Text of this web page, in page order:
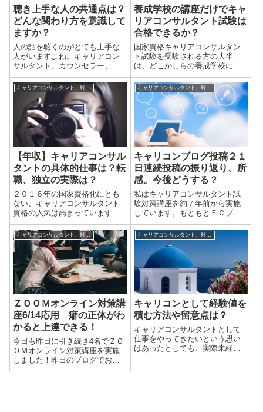
聴き上手な人の共通点は？
どんな関わり方を意識して
ますか？
人の話を聴くのがとても上手な
人がいますよね。キャリアコン
サルタント、カウンセラー、コ
ーチ業の方は、傾聴技法の大切
さを学んできていると思いま
す。でも、どうしても上手くい
かない。どうすれば、聴き上手
になれるのだろう。テクニック
的なことを学ぶより...
養成学校の講座だけでキャ
リアコンサルタント試験は
合格できるか？
国家資格キャリアコンサルタン
ト試験を受験される方の大半
は、どこかしらの養成学校に通
われます。受験資格を得るため
に養成学校に通う人もいます
し、実務経験ありで受験資格は
あるけどしっかりと体系を学ぶ
ためにスクールに参加する人も
います。目的は様々で...
キャリアコンサルタント、対人支援に役立つ小話
【年収】キャリアコンサル
タントの具体的仕事は？転
職、独立の実際は？
２０１６年の国家資格化にとも
ない、キャリアコンサルタント
資格の人気は高まっています
が、実際この資格は価値がある
のか。キャリアコンサルタント
資格を取得すると転職が有利と
なり、独立して稼ぐことも可能
なのでしょうか。私はキャリア
コンサルタント試験...
キャリアコンサルタント、対人支援に役立つ小話
キャリコンブログ投稿２１
日連続投稿の振り返り、所
感。今後どうする？
私はキャリアコンサルタント試
験対策講座を約７年前から実施
しています。もともとＦＣブロ
グで運営していたのですが、２
０１５年６月くらいにこちらのe-
4clover.comに引っ越し。約４年
前くらいですね。そこからたま
ーに更新はしていたし、途中
エ...
キャリアコンサルタント、対人支援に役立つ小話
ＺＯＯＭオンライン対策講
座6/14応用 癖の正体がわ
かると上達できる！
今日も昨日に引き続き4名でＺＯ
ＯＭオンライン対策講座を実施
しました！昨日のブログでお伝
えしたのですが、ロープレ面接
キャリアコンサルタント、対人支援に役立つ小話
キャリコンとして経験値を
積む方法や留意点は？
キャリアコンサルタントとして
仕事をやってきたいという思い
はあったとしても、実際未経験